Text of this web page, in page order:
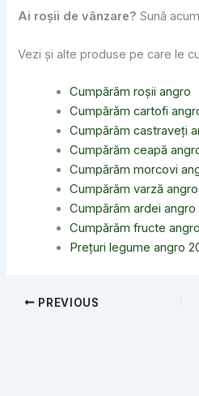
Ai roșii de vânzare? Sună
Vezi și alte produse pe care le
Cumpărăm roșii angro
Cumpărăm cartofi
Cumpărăm castraveți
Cumpărăm ceapă
Cumpărăm morcovi
Cumpărăm varză angro
Cumpărăm ardei angro
Cumpărăm fructe angro
Prețuri legume angro
PREVIOUS